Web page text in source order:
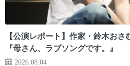
【公演レポート】作家・鈴木お
『母さん、ラブソングです。』
2026.08.04